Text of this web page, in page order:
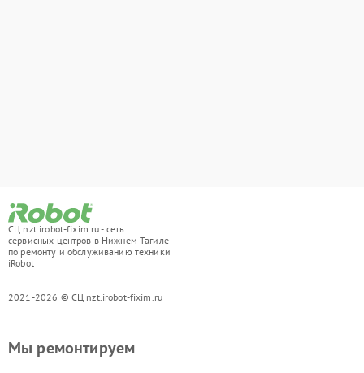
СЦ nzt.irobot-fixim.ru - сеть
сервисных центров в Нижнем Тагиле
по ремонту и обслуживанию техники
iRobot
2021-2026 © СЦ nzt.irobot-fixim.ru
Мы ремонтируем